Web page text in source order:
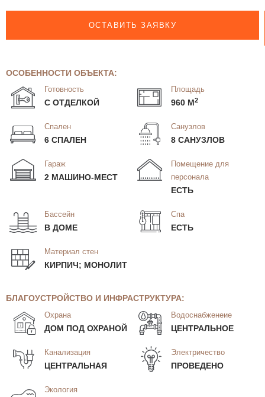
ОСТАВИТЬ ЗАЯВКУ
ОСОБЕННОСТИ ОБЪЕКТА:
Готовность
С ОТДЕЛКОЙ
Площадь
960 М2
Спален
6 СПАЛЕН
Санузлов
8 САНУЗЛОВ
Гараж
2 МАШИНО-МЕСТ
Помещение для
персонала
ЕСТЬ
Бассейн
В ДОМЕ
Спа
ЕСТЬ
Материал стен
КИРПИЧ; МОНОЛИТ
БЛАГОУСТРОЙСТВО И ИНФРАСТРУКТУРА:
Охрана
ДОМ ПОД ОХРАНОЙ
Водоснабженеие
ЦЕНТРАЛЬНОЕ
Канализация
ЦЕНТРАЛЬНАЯ
Электричество
ПРОВЕДЕНО
Экология